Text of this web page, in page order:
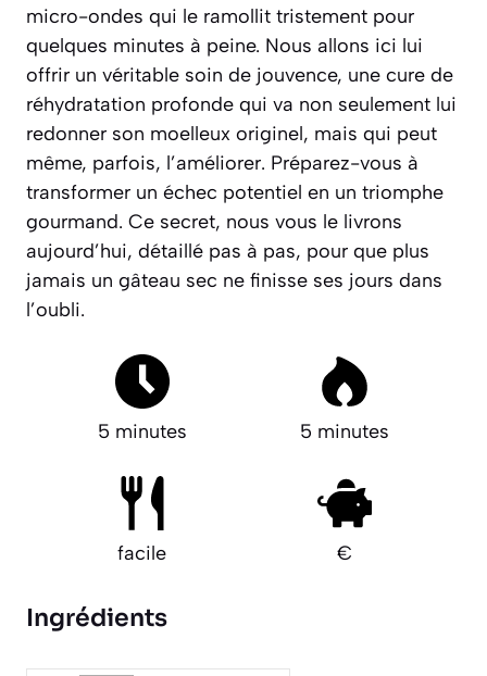
micro-ondes qui le ramollit tristement pour
quelques minutes à peine. Nous allons ici lui
offrir un véritable soin de jouvence, une cure de
réhydratation profonde qui va non seulement lui
redonner son moelleux originel, mais qui peut
même, parfois, l’améliorer. Préparez-vous à
transformer un échec potentiel en un triomphe
gourmand. Ce secret, nous vous le livrons
aujourd’hui, détaillé pas à pas, pour que plus
jamais un gâteau sec ne finisse ses jours dans
l’oubli.
5 minutes 5 minutes
facile €
Ingrédients